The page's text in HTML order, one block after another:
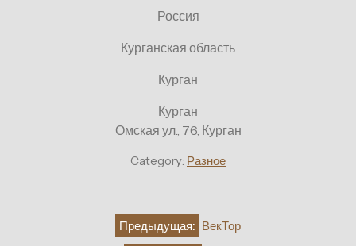
Россия
Курганская область
Курган
Курган
Омская ул., 76, Курган
Category: Разное
Предыдущая: ВекТор